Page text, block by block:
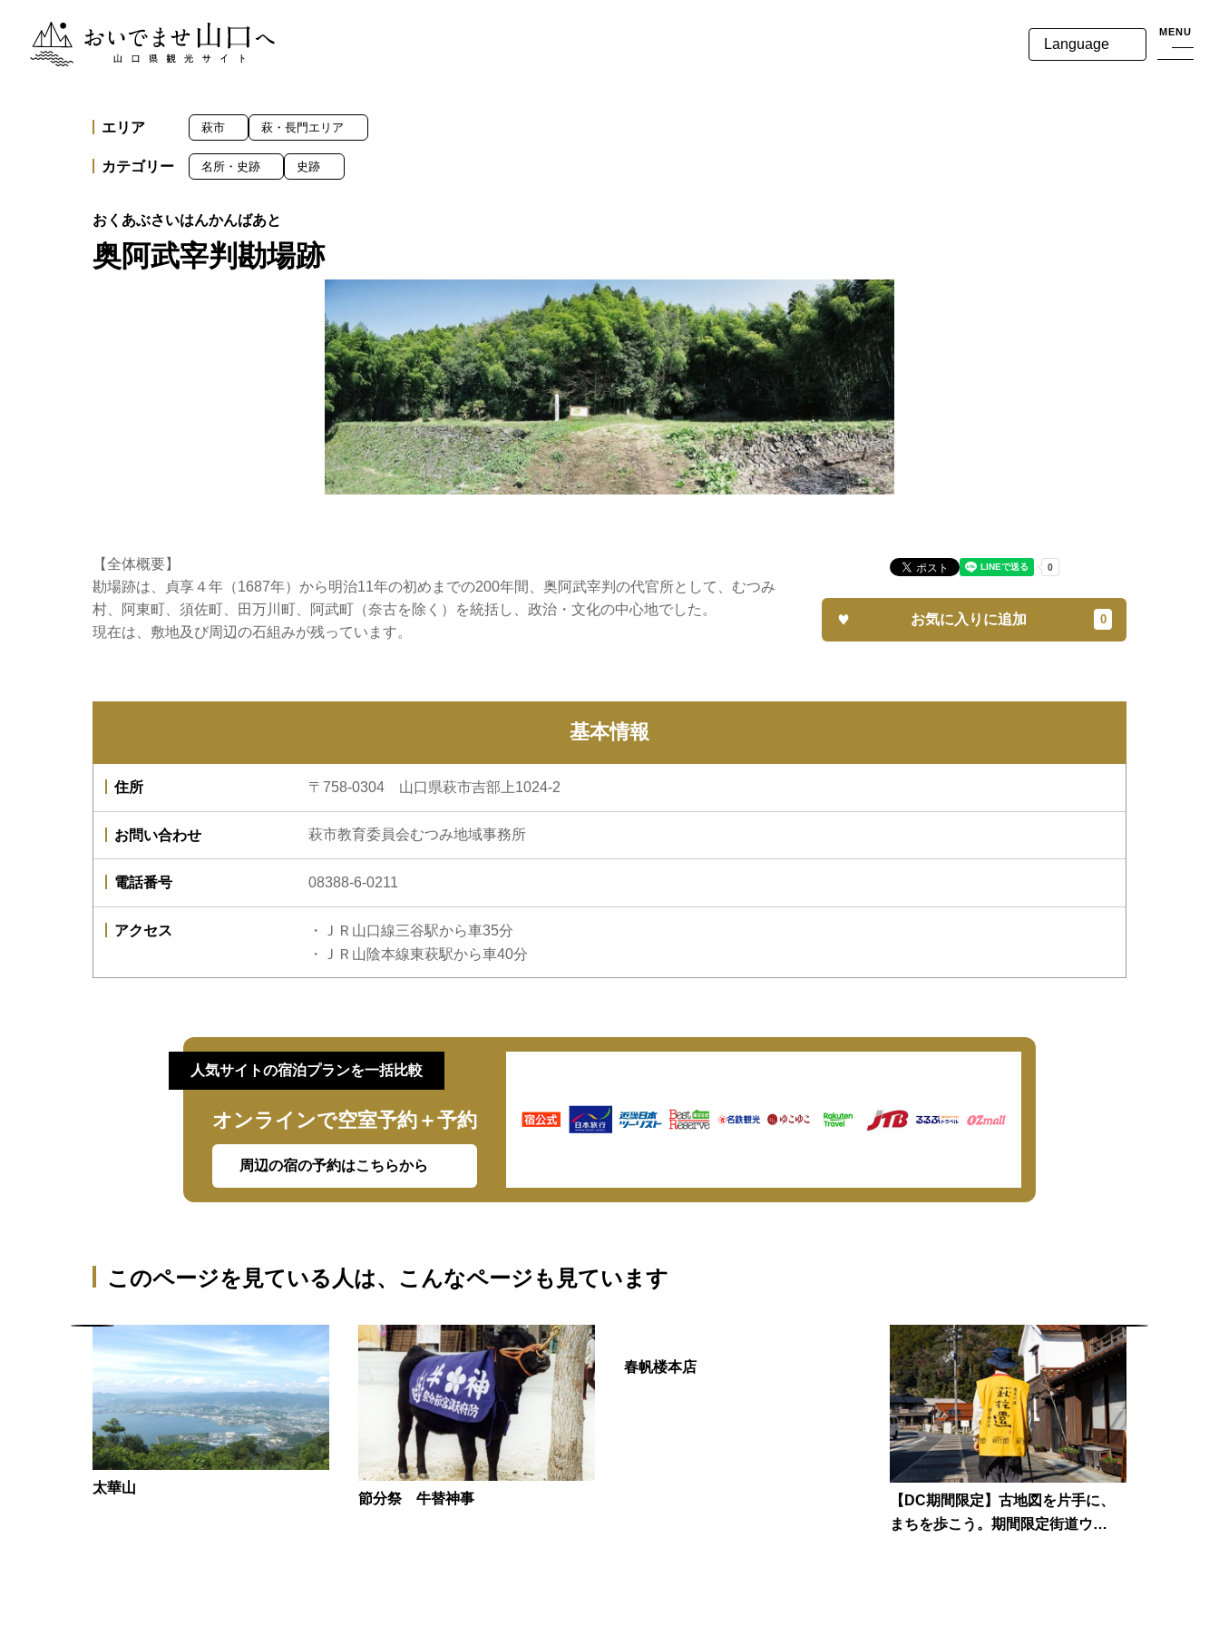
おいでませ山口へー山口県観光サイト MENU
Language
奥阿武宰判勘場跡
【全体概要】
勘場跡は、貞享４年（1687年）から明治11年の初めまでの200年間、奥阿武宰判の代官所として、むつみ
村、阿東町、須佐町、田万川町、阿武町（奈古を除く）を統括し、政治・文化の中心地でした。
現在は、敷地及び周辺の石組みが残っています。
お気に入りに追加
エリア 萩市 萩・長門エリア
カテゴリー 名所・史跡 史跡
基本情報
住所 〒758-0304 山口県萩市吉部上1024-2
お問い合わせ 萩市教育委員会むつみ地域事務所
電話番号 08388-6-0211
アクセス
・ＪＲ山口線三谷駅から車35分
・ＪＲ山陰本線東萩駅から車40分
人気サイトの宿泊プランを一括比較
オンラインで空室予約＋予約
周辺の宿の予約はこちらから
このページを見ている人は、 こんなページも見ています
太華山
節分祭 牛替神事
春帆楼本店
【DC期間限定】古地図を片手に、
まちを歩こう。期間限定街道ウ…